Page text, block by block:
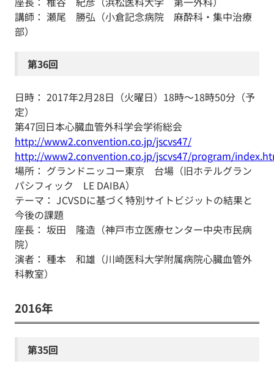
講師： 瀬尾 勝弘（小倉記念病院 麻酔科・集中治療
部）
第36回
日時： 2017年2月28日（火曜日）18時～18時50分（予
定）
第47回日本心臓血管外科学会学術総会
http://www2.convention.co.jp/jscvs47/
http://www2.convention.co.jp/jscvs47/program/
場所： グランドニッコー東京 台場（旧ホテルグラン
パシフィック LE DAIBA）
テーマ： JCVSDに基づく特別サイトビジットの結果と
今後の課題
座長： 坂田 隆造（神戸市立医療センター中央市民病
院）
演者： 種本 和雄（川崎医科大学附属病院心臓血管外
科教室）
2016年
第35回